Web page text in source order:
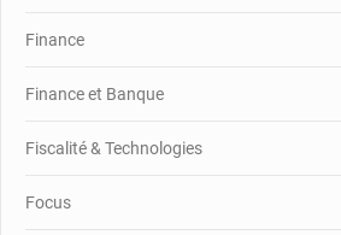
Finance
Finance et Banque
Fiscalité & Technologies
Focus